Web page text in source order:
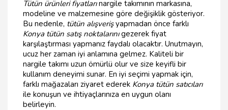
Tütün ürünleri fiyatlarınargile takımının markasına,
modeline ve malzemesine göre değişiklik gösteriyor.
Bu nedenle, tütün alışverişyapmadan önce farklı
Konya tütün satış noktalarınıgezerek fiyat
karşılaştırması yapmanız faydalı olacaktır. Unutmayın,
ucuz her zaman iyi anlamına gelmez. Kaliteli bir
nargile takımı uzun ömürlü olur ve size keyifli bir
kullanım deneyimi sunar. En iyi seçimi yapmak için,
farklı mağazaları ziyaret ederek Konya tütün satıcıları
ile konuşun ve ihtiyaçlarınıza en uygun olanı
belirleyin.